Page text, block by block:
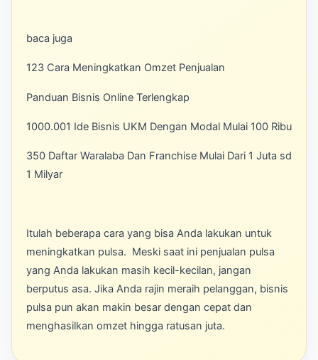
baca juga
123 Cara Meningkatkan Omzet Penjualan
Panduan Bisnis Online Terlengkap
1000.001 Ide Bisnis UKM Dengan Modal Mulai 100 Ribu
350 Daftar Waralaba Dan Franchise Mulai Dari 1 Juta sd
1 Milyar
Itulah beberapa cara yang bisa Anda lakukan untuk
meningkatkan pulsa. Meski saat ini penjualan pulsa
yang Anda lakukan masih kecil-kecilan, jangan
berputus asa. Jika Anda rajin meraih pelanggan, bisnis
pulsa pun akan makin besar dengan cepat dan
menghasilkan omzet hingga ratusan juta.